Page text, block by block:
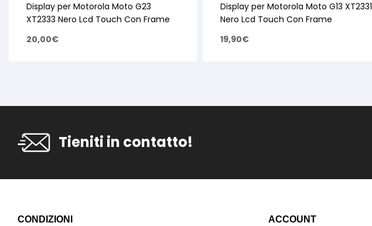
MOTOROLA
Display per Motorola Moto G23
XT2333 Nero Lcd Touch Con Frame
20,00€
MOTOROLA
Display per Motorola Moto G13 XT2331
Nero Lcd Touch Con Frame
19,90€
Tieniti in contatto!
CONDIZIONI ACCOUNT